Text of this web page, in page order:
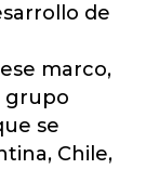
de
marco,
grupo
se
Chile,